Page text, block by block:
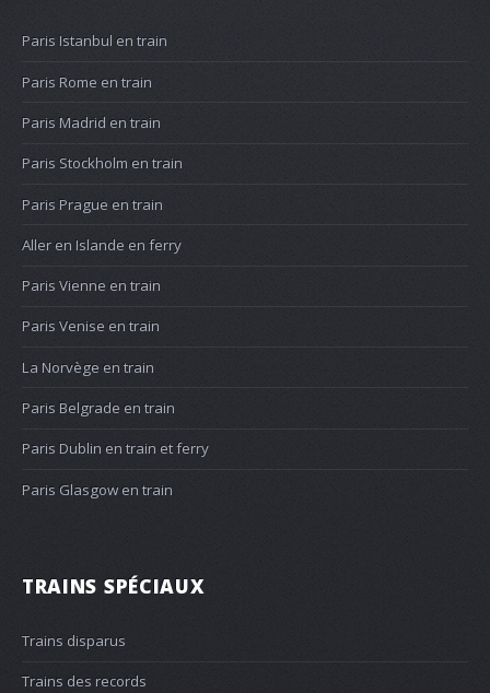
Paris Istanbul en train
Paris Rome en train
Paris Madrid en train
Paris Stockholm en train
Paris Prague en train
Aller en Islande en ferry
Paris Vienne en train
Paris Venise en train
La Norvège en train
Paris Belgrade en train
Paris Dublin en train et ferry
Paris Glasgow en train
TRAINS SPÉCIAUX
Trains disparus
Trains des records